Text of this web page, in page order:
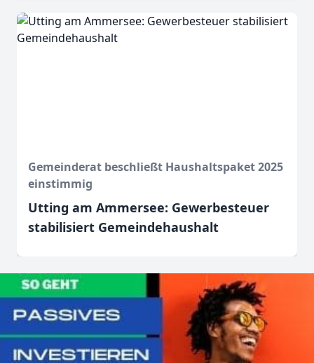
Gemeinderat beschließt Haushaltspaket 2025
einstimmig
Utting am Ammersee: Gewerbesteuer
stabilisiert Gemeindehaushalt